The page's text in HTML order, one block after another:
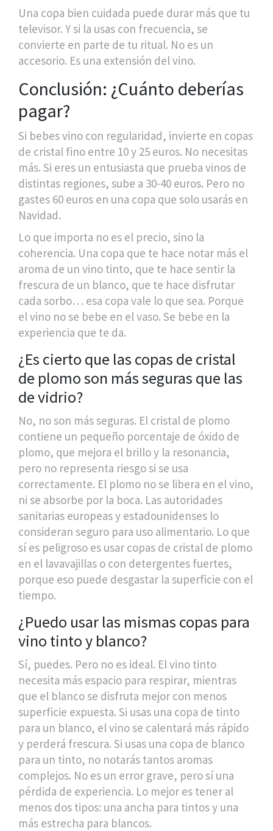
Una copa bien cuidada puede durar más que tu
televisor. Y si la usas con frecuencia, se
convierte en parte de tu ritual. No es un
accesorio. Es una extensión del vino.
Conclusión: ¿Cuánto deberías
pagar?
Si bebes vino con regularidad, invierte en copas
de cristal fino entre 10 y 25 euros. No necesitas
más. Si eres un entusiasta que prueba vinos de
distintas regiones, sube a 30-40 euros. Pero no
gastes 60 euros en una copa que solo usarás en
Navidad.
Lo que importa no es el precio, sino la
coherencia. Una copa que te hace notar más el
aroma de un vino tinto, que te hace sentir la
frescura de un blanco, que te hace disfrutar
cada sorbo… esa copa vale lo que sea. Porque
el vino no se bebe en el vaso. Se bebe en la
experiencia que te da.
¿Es cierto que las copas de cristal
de plomo son más seguras que las
de vidrio?
No, no son más seguras. El cristal de plomo
contiene un pequeño porcentaje de óxido de
plomo, que mejora el brillo y la resonancia,
pero no representa riesgo si se usa
correctamente. El plomo no se libera en el vino,
ni se absorbe por la boca. Las autoridades
sanitarias europeas y estadounidenses lo
consideran seguro para uso alimentario. Lo que
sí es peligroso es usar copas de cristal de plomo
en el lavavajillas o con detergentes fuertes,
porque eso puede desgastar la superficie con el
tiempo.
¿Puedo usar las mismas copas para
vino tinto y blanco?
Sí, puedes. Pero no es ideal. El vino tinto
necesita más espacio para respirar, mientras
que el blanco se disfruta mejor con menos
superficie expuesta. Si usas una copa de tinto
para un blanco, el vino se calentará más rápido
y perderá frescura. Si usas una copa de blanco
para un tinto, no notarás tantos aromas
complejos. No es un error grave, pero sí una
pérdida de experiencia. Lo mejor es tener al
menos dos tipos: una ancha para tintos y una
más estrecha para blancos.